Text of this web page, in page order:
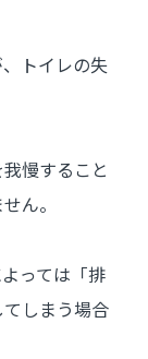
トイレの失
慢すること
ん。
っては「排
しまう場合